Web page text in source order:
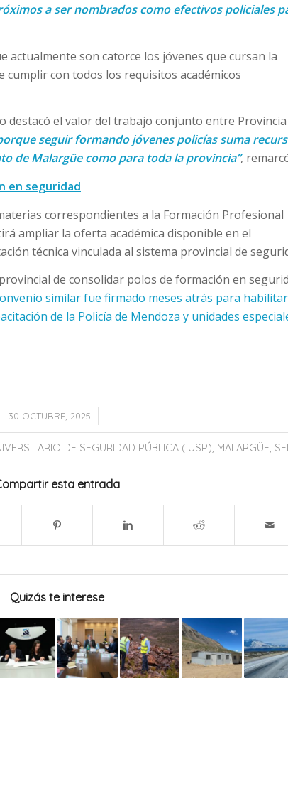
a ser nombrados como efectivos policiales
actualmente son catorce los jóvenes que cursan la
con todos los requisitos académicos
destacó el valor del trabajo conjunto entre
seguir formando jóvenes policías suma
de Malargüe como para toda la provincia”,
en seguridad
correspondientes a la Formación Profesional
ampliar la oferta académica disponible en el
técnica vinculada al sistema provincial de
de consolidar polos de formación en
similar fue firmado meses atrás para habilitar
de la Policía de Mendoza y unidades
30 OCTUBRE, 2025
/
DE SEGURIDAD PÚBLICA (IUSP), MALARGÜE,
esta entrada
Quizás te interese